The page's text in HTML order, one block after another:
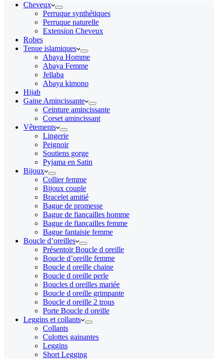
Cheveux
Perruque synthétiques
Perruque naturelle
Extension Cheveux
Robes
Tenue islamiques
Abaya Homme
Abaya Femme
Jellaba
Abaya kimono
Hijab
Gaine Amincissante
Ceinture amincissante
Corset amincissant
Vêtements
Lingerie
Peignoir
Soutiens gorge
Pyjama en Satin
Bijoux
Collier femme
Bijoux couple
Bracelet amitié
Bague de promesse
Bague de fiançailles homme
Bague de fiançailles femme
Bague fantaisie femme
Boucle d’oreilles
Présentoir Boucle d oreille
Boucle d’oreille femme
Boucle d oreille chaine
Boucle d oreille perle
Boucles d oreilles mariée
Boucle d oreille grimpante
Boucle d oreille 2 trous
Porte Boucle d oreille
Leggins et collants
Collants
Culottes gainantes
Leggins
Short Legging